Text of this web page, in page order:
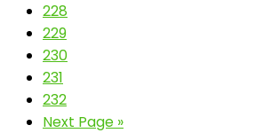
228
229
230
231
232
Next Page »